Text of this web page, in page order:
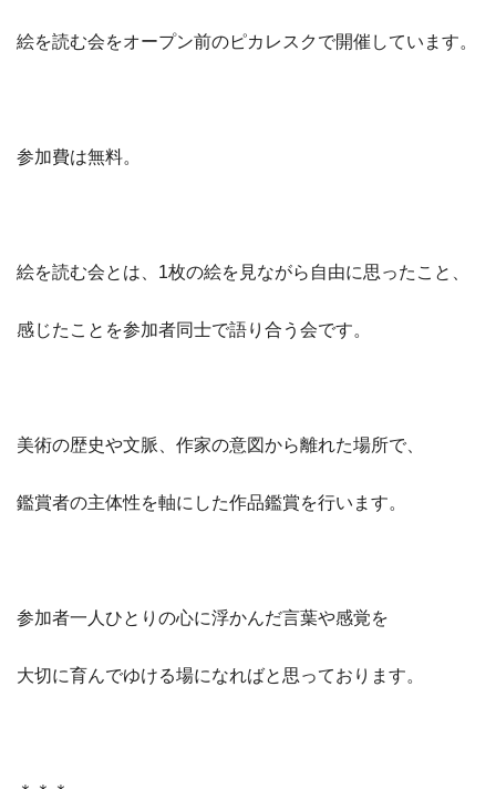
絵を読む会をオープン前のピカレスクで開催しています。
参加費は無料。
絵を読む会とは、1枚の絵を見ながら自由に思ったこと、
感じたことを参加者同士で語り合う会です。
美術の歴史や文脈、作家の意図から離れた場所で、
鑑賞者の主体性を軸にした作品鑑賞を行います。
参加者一人ひとりの心に浮かんだ言葉や感覚を
大切に育んでゆける場になればと思っております。